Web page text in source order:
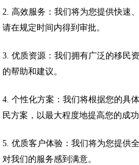
2. 高效服务：我们将为您提供快速
请在规定时间内得到审批。
3. 优质资源：我们拥有广泛的移民
的帮助和建议。
4. 个性化方案：我们将根据您的具
民方案，以最大程度地提高您的成功
5. 优质客户体验：我们将为您提供
对我们的服务感到满意。